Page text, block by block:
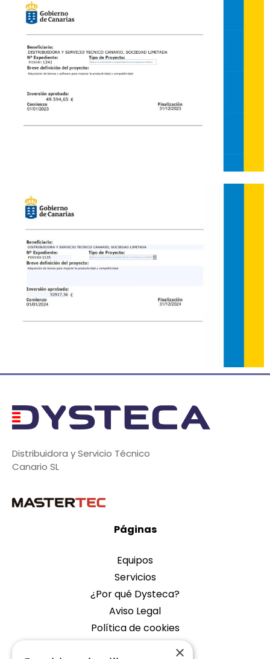
Distribuidora y Servicio Técnico
Canario SL
Páginas
Equipos
Servicios
¿Por qué Dysteca?
Aviso Legal
Política de cookies
Empresa
×